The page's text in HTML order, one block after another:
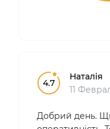
4.7
Наталія
11
Добрий день.